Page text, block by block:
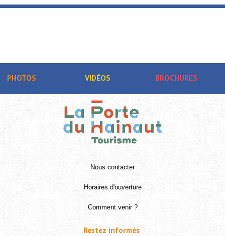
PHOTOS VIDÉOS BROCHURES
Nous contacter
Horaires d'ouverture
Comment venir ?
Restez informés